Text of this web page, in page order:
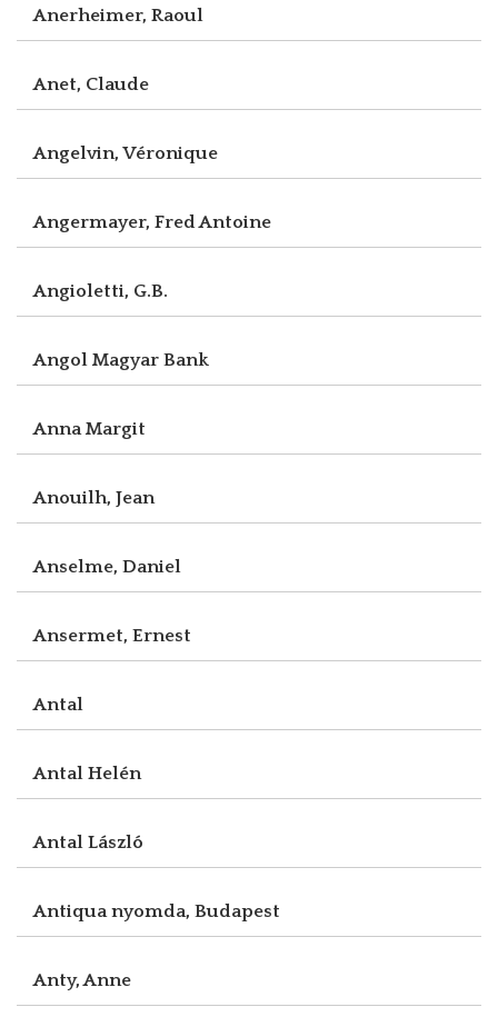
Anerheimer, Raoul
Anet, Claude
Angelvin, Véronique
Angermayer, Fred Antoine
Angioletti, G.B.
Angol Magyar Bank
Anna Margit
Anouilh, Jean
Anselme, Daniel
Ansermet, Ernest
Antal
Antal Helén
Antal László
Antiqua nyomda, Budapest
Anty, Anne